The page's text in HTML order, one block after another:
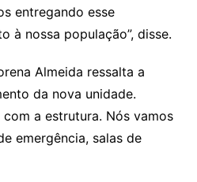
entregando esse
à nossa população”, disse.
Almeida ressalta a
da nova unidade.
com a estrutura. Nós vamos
emergência, salas de